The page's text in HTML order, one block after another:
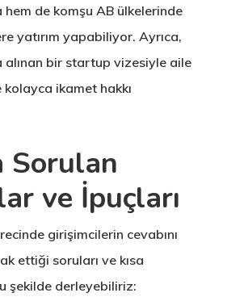
hem de komşu AB ülkelerinde
yatırım yapabiliyor. Ayrıca,
alınan bir startup vizesiyle aile
ikamet hakkı
Sorulan
ve İpuçları
girişimcilerin cevabını
ettiği soruları ve kısa
şekilde derleyebiliriz:
İngiltere
& Start-Up
Letonya
Vize Programı
Veri Politikası
Yunanistan
Gayrimenkul